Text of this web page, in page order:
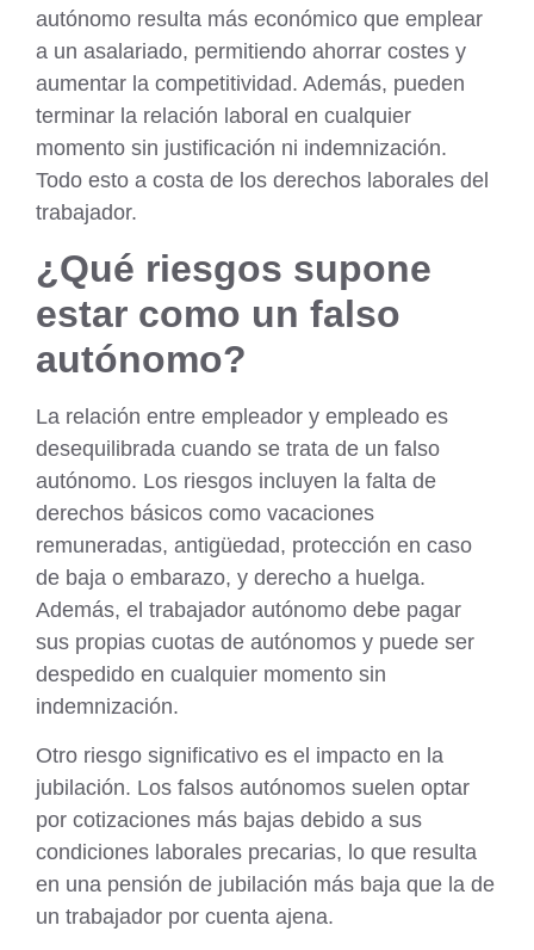
autónomo resulta más económico que emplear
a un asalariado, permitiendo ahorrar costes y
aumentar la competitividad. Además, pueden
terminar la relación laboral en cualquier
momento sin justificación ni indemnización.
Todo esto a costa de los derechos laborales del
trabajador.
¿Qué riesgos supone
estar como un falso
autónomo?
La relación entre empleador y empleado es
desequilibrada cuando se trata de un falso
autónomo. Los riesgos incluyen la falta de
derechos básicos como vacaciones
remuneradas, antigüedad, protección en caso
de baja o embarazo, y derecho a huelga.
Además, el trabajador autónomo debe pagar
sus propias cuotas de autónomos y puede ser
despedido en cualquier momento sin
indemnización.
Otro riesgo significativo es el impacto en la
jubilación. Los falsos autónomos suelen optar
por cotizaciones más bajas debido a sus
condiciones laborales precarias, lo que resulta
en una pensión de jubilación más baja que la de
un trabajador por cuenta ajena.